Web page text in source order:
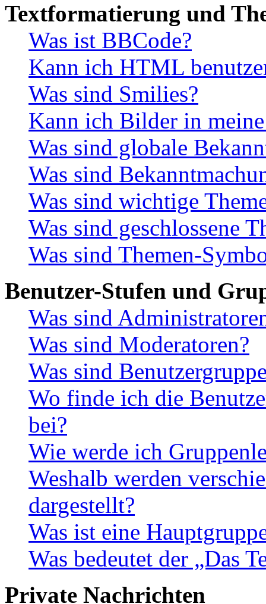
Textformatierung und
Was ist BBCode?
Kann ich HTML
Was sind Smilies?
Kann ich Bilder in
Was sind globale
Was sind
Was sind wichtige
Was sind geschlossene
Was sind Themen-
Benutzer-Stufen und
Was sind
Was sind Moderatoren?
Was sind
Wo finde ich die
bei?
Wie werde ich
Weshalb werden
dargestellt?
Was ist eine
Was bedeutet der „Das
Private Nachrichten